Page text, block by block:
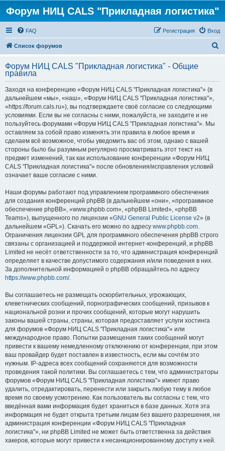
Форум НИЦ CALS "Прикладная логистика"
FAQ Вход
Регистрация
Список форумов
с
Форум НИЦ CALS "Прикладная логистика" - Общие
правила
Заходя на конференцию «Форум НИЦ CALS "Прикладная логистика"» (в
дальнейшем «мы», «наш», «Форум НИЦ CALS "Прикладная логистика"»,
«https://forum.cals.ru»), вы подтверждаете своё согласие со следующими
условиями. Если вы не согласны с ними, пожалуйста, не заходите и не
пользуйтесь форумами «Форум НИЦ CALS "Прикладная логистика"». Мы
оставляем за собой право изменять эти правила в любое время и
сделаем всё возможное, чтобы уведомить вас об этом, однако с вашей
стороны было бы разумным регулярно просматривать этот текст на
предмет изменений, так как использование конференции «Форум НИЦ
CALS "Прикладная логистика"» после обновления/исправления условий
означает ваше согласие с ними.
Наши форумы работают под управлением программного обеспечения
для создания конференций phpBB (в дальнейшем «они», «программное
обеспечение phpBB», «www.phpbb.com», «phpBB Limited», «phpBB
Teams»), выпущенного по лицензии «GNU General Public License v2» (в
дальнейшем «GPL»). Скачать его можно по адресу www.phpbb.com.
Ограничения лицензии GPL для программного обеспечения phpBB строго
связаны с организацией и поддержкой интернет-конференций, и phpBB
Limited не несёт ответственности за то, что администрация конференций
определяет в качестве допустимого содержания и/или поведения в них.
За дополнительной информацией о phpBB обращайтесь по адресу
https://www.phpbb.com/.
Вы соглашаетесь не размещать оскорбительных, угрожающих,
клеветнических сообщений, порнографических сообщений, призывов к
национальной розни и прочих сообщений, которые могут нарушить
законы вашей страны, страны, которая предоставляет услуги хостинга
для форумов «Форум НИЦ CALS "Прикладная логистика"» или
международное право. Попытки размещения таких сообщений могут
привести к вашему немедленному отключению от конференции, при этом
ваш провайдер будет поставлен в известность, если мы сочтём это
нужным. IP-адреса всех сообщений сохраняются для возможности
проведения такой политики. Вы соглашаетесь с тем, что администраторы
форумов «Форум НИЦ CALS "Прикладная логистика"» имеют право
удалить, отредактировать, перенести или закрыть любую тему в любое
время по своему усмотрению. Как пользователь вы согласны с тем, что
введённая вами информация будет храниться в базе данных. Хотя эта
информация не будет открыта третьим лицам без вашего разрешения, ни
администрация конференции «Форум НИЦ CALS "Прикладная
логистика"», ни phpBB Limited не может быть ответственна за действия
хакеров, которые могут привести к несанкционированному доступу к ней.